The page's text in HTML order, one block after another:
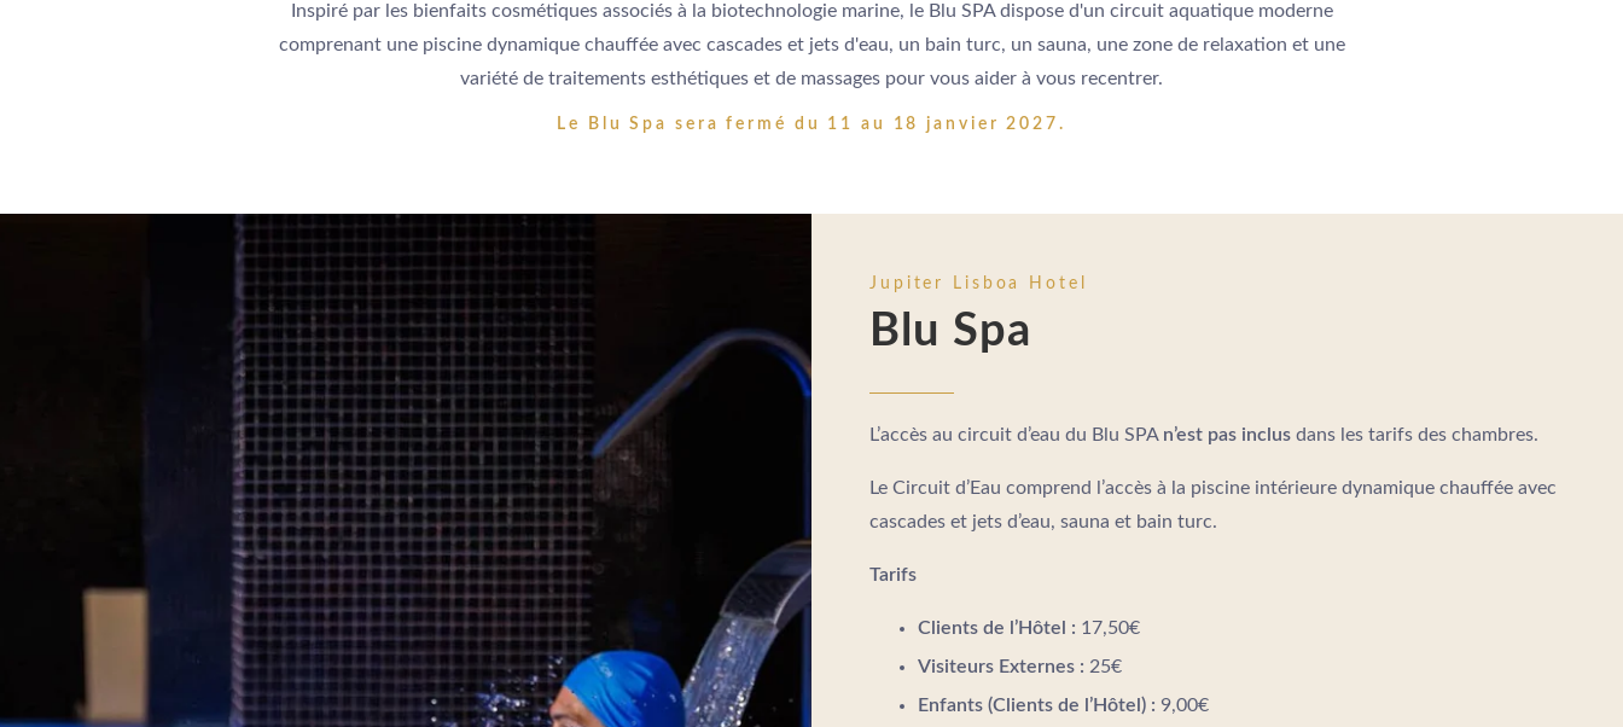
Inspiré par les bienfaits cosmétiques associés à la biotechnologie marine, le Blu SPA dispose d'un circuit aquatique moderne
comprenant une piscine dynamique chauffée avec cascades et jets d'eau, un bain turc, un sauna, une zone de relaxation et une
variété de traitements esthétiques et de massages pour vous aider à vous recentrer.
Le Blu Spa sera fermé du 11 au 18 janvier 2027.
Jupiter Lisboa Hotel
Blu Spa
L’accès au circuit d’eau du Blu SPA n’est pas inclus dans les tarifs des chambres.
Le Circuit d’Eau comprend l’accès à la piscine intérieure dynamique chauffée avec
cascades et jets d’eau, sauna et bain turc.
Tarifs
Clients de l’Hôtel : 17,50€
Visiteurs Externes : 25€
Enfants (Clients de l’Hôtel) : 9,00€